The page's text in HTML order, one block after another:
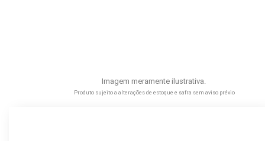
Imagem meramente ilustrativa.
Produto sujeito a alterações de estoque e safra sem aviso prévio